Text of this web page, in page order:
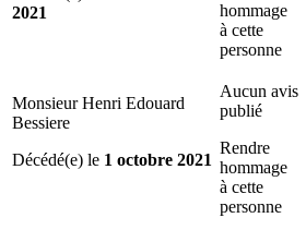
2021
hommage
à cette
personne
Monsieur Henri Edouard
Bessiere
Décédé(e) le 1 octobre 2021
Aucun avis
publié
Rendre
hommage
à cette
personne